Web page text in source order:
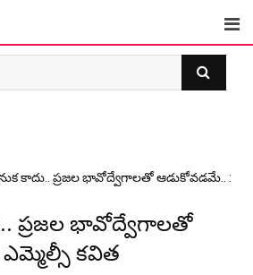
కాదు.. ప్రజల భావోద్వేగాలతో ఆడుకోవడమే.. :
ప్రజల భావోద్వేగాలతో
కవిత